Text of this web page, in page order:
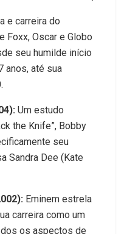
e carreira do
Foxx, Oscar e Globo
seu humilde início
anos, até sua
Um estudo
the Knife”, Bobby
seu
Sandra Dee (Kate
Eminem estrela
carreira como um
os aspectos de